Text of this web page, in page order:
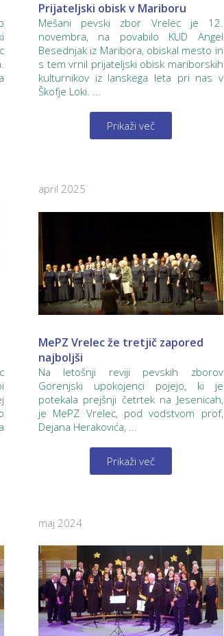
Prijateljski obisk v Mariboru
Mešani pevski zbor Vrelec je 12.
novembra, na povabilo KUD Angel
Besednjak iz Maribora, obiskal mesto in
s tem vrnil prijateljski obisk mariborskih
kulturnikov iz lanskega leta pri nas v
Škofje Loki. ...
Prikaži več
april 2025
MePZ Vrelec že tretjič zapored
najboljši
Na letošnji reviji pevskih zborov
Gorenjski upokojenci pojejo, ki je
potekala prejšnji četrtek na Jesenicah,
je MePZ Vrelec, pod vodstvom prof,
Dejana Herakovića, ...
Prikaži več
maj 2024